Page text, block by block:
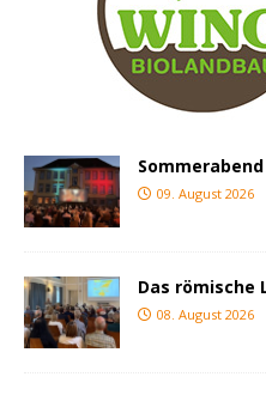
09. August 2026
Das römische
08. August 2026